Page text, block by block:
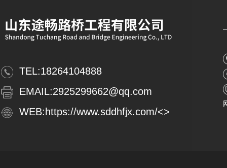
TEL:18264104888
EMAIL:2925299662@qq.com
WEB: https://www.sddhfjx.com/<>